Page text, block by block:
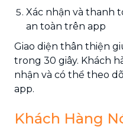
Xác nhận và thanh
an toàn trên app
Giao diện thân thiện
trong 30 giây. Khách
nhận và có thể theo
app.
Khách Hàng